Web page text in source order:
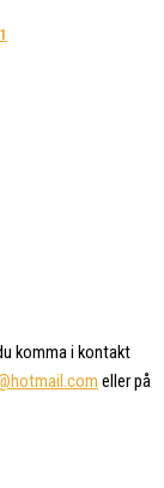
komma i kontakt
eller på